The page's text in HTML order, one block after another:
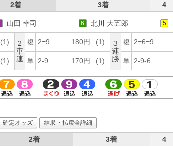
2着 3着 4
山田 幸司 6 北川 大五郎 5
(1)
2
車
連
複 2=9 180円 (1)
3
連
勝
複 2=6=9
(1) 単 2-9 170円 (1) 単 2-9-6
確定オッズ 結果・払戻金詳細
2着 3着 4